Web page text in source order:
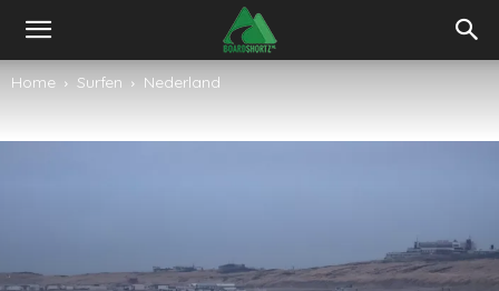
Home Surfen Nederland